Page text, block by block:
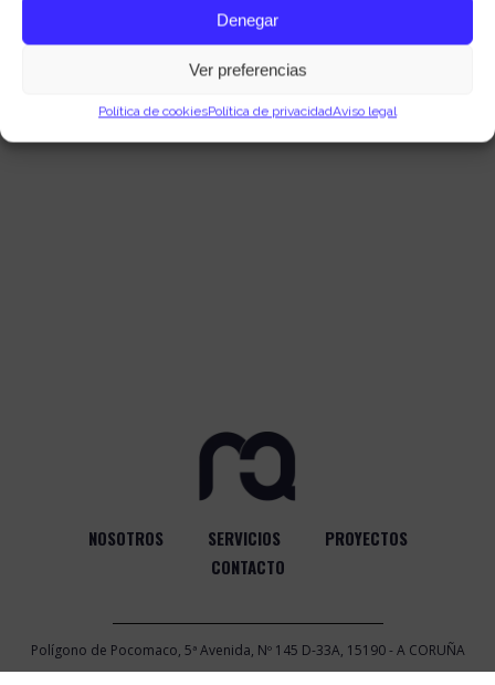
Denegar
Ver preferencias
Política de cookiesPolítica de privacidadAviso legal
diseño de la imagen corporativa es tan
esencial e importante, ya...
READ MORE
NOSOTROS SERVICIOS
PROYECTOS
CONTACTO
Polígono de Pocomaco, 5ª Avenida, Nº 145 D-33A, 15190 - A CORUÑA